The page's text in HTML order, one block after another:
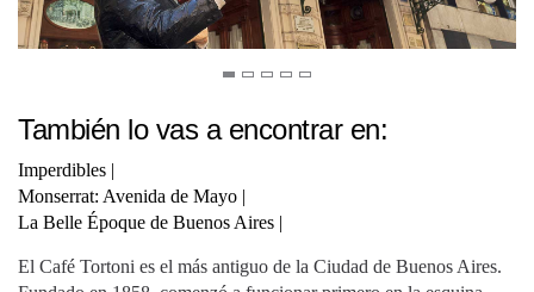
También lo vas a encontrar en:
Imperdibles |
Monserrat: Avenida de Mayo |
La Belle Époque de Buenos Aires |
El Café Tortoni es el más antiguo de la Ciudad de Buenos Aires.